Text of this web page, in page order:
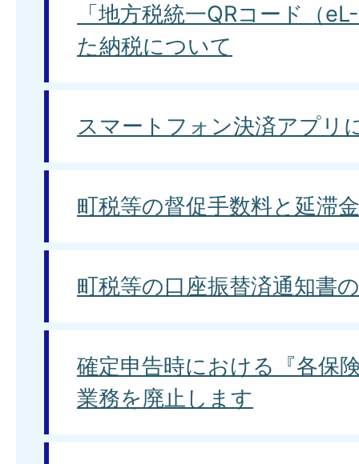
「地方税統一QRコード（
た納税について
スマートフォン決済アプリ
町税等の督促手数料と延滞
町税等の口座振替済通知書
確定申告時における『各保
業務を廃止します